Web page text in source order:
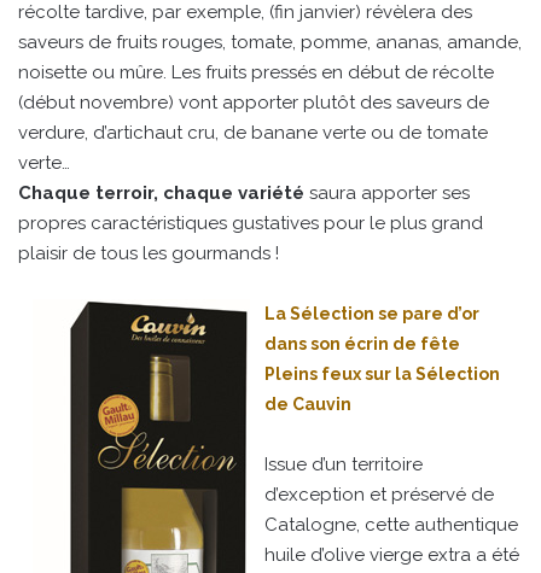
récolte tardive, par exemple, (fin janvier) révèlera des
saveurs de fruits rouges, tomate, pomme, ananas, amande,
noisette ou mûre. Les fruits pressés en début de récolte
(début novembre) vont apporter plutôt des saveurs de
verdure, d’artichaut cru, de banane verte ou de tomate
verte…
Chaque terroir, chaque variété saura apporter ses
propres caractéristiques gustatives pour le plus grand
plaisir de tous les gourmands !
La Sélection se pare d’or
dans son écrin de fête
Pleins feux sur la Sélection
de Cauvin
Issue d’un territoire
d’exception et préservé de
Catalogne, cette authentique
huile d’olive vierge extra a été